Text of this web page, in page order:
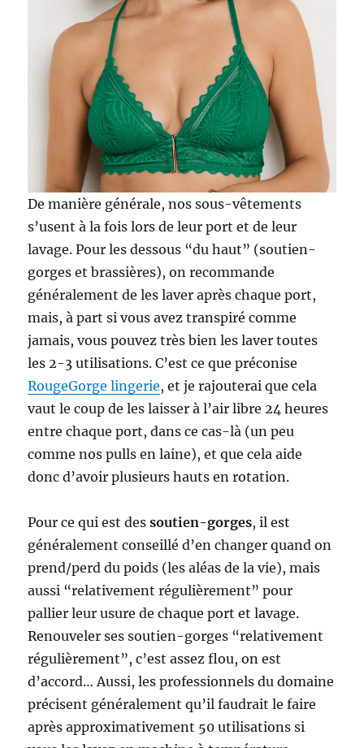
De manière générale, nos sous-vêtements
s’usent à la fois lors de leur port et de leur
lavage. Pour les dessous “du haut” (soutien-
gorges et brassières), on recommande
généralement de les laver après chaque port,
mais, à part si vous avez transpiré comme
jamais, vous pouvez très bien les laver toutes
les 2-3 utilisations. C’est ce que préconise
RougeGorge lingerie, et je rajouterai que cela
vaut le coup de les laisser à l’air libre 24 heures
entre chaque port, dans ce cas-là (un peu
comme nos pulls en laine), et que cela aide
donc d’avoir plusieurs hauts en rotation.
Pour ce qui est dessoutien-gorges, il est
généralement conseillé d’en changer quand on
prend/perd du poids (les aléas de la vie), mais
aussi “relativement régulièrement” pour
pallier leur usure de chaque port et lavage.
Renouveler ses soutien-gorges “relativement
régulièrement”, c’est assez flou, on est
d’accord… Aussi, les professionnels du domaine
précisent généralement qu’il faudrait le faire
après approximativement 50 utilisations si